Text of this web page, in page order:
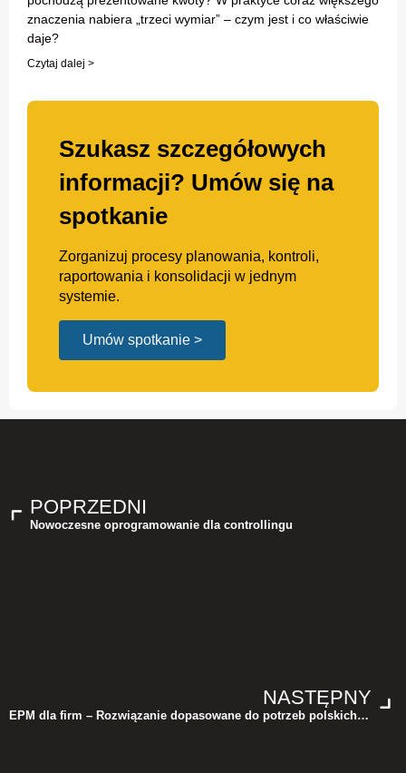
znaczenia nabiera „trzeci wymiar” – czym jest i co właściwie
daje?
Czytaj dalej >
Szukasz szczegółowych
informacji? Umów się na
spotkanie
Zorganizuj procesy planowania, kontroli,
raportowania i konsolidacji w jednym
systemie.
Umów spotkanie >
POPRZEDNI
Nowoczesne oprogramowanie dla controllingu
NASTĘPNY
EPM dla firm – Rozwiązanie dopasowane do potrzeb polskich przedsiębiorstw